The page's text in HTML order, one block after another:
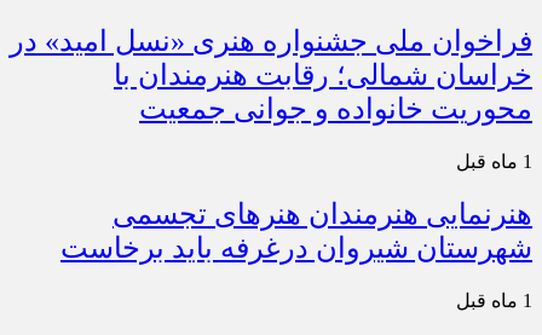
فراخوان ملی جشنواره هنری «نسل امید» در
خراسان شمالی؛ رقابت هنرمندان با
محوریت خانواده و جوانی جمعیت
1 ماه قبل
هنرنمایی هنرمندان هنرهای تجسمی
شهرستان شیروان درغرفه باید برخاست
1 ماه قبل